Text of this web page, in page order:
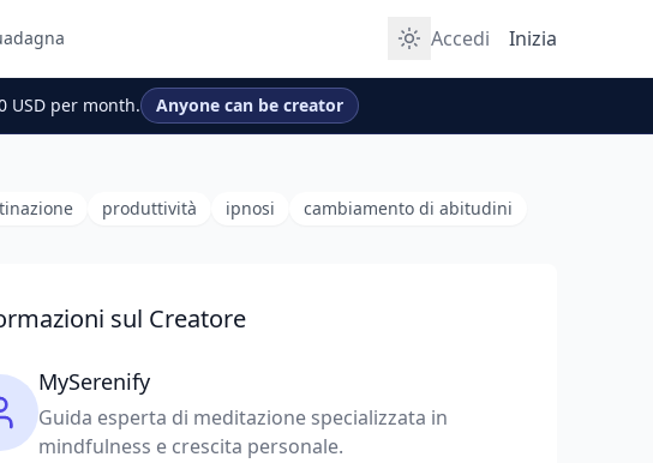
Accedi Inizia
USD per month. Anyone can be creator
produttività ipnosi cambiamento di abitudini
sul Creatore
MySerenify
Guida esperta di meditazione specializzata in
mindfulness e crescita personale.